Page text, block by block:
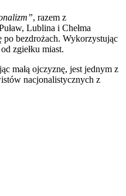
, razem z
Lublina i Chełma
bezdrożach. Wykorzystując
zgiełku miast.
małą ojczyznę, jest jednym z
nacjonalistycznych z